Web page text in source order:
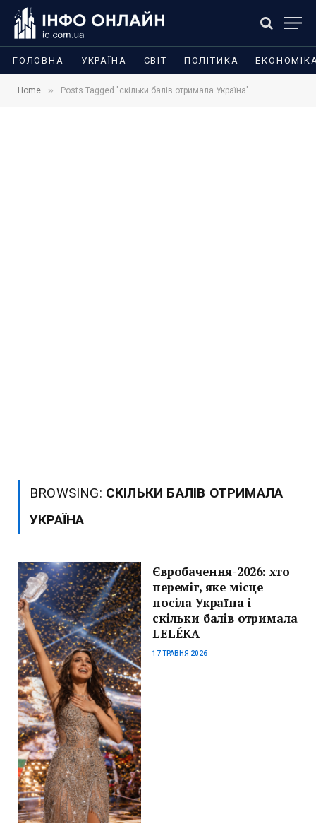
ГОЛОВНА УКРАЇНА СВІТ ПОЛІТИКА
Home » Posts Tagged "скільки балів отримала Україна"
BROWSING: СКІЛЬКИ БАЛІВ ОТРИМАЛА
УКРАЇНА
Євробачення-2026: хто
переміг, яке місце
посіла Україна і
скільки балів отримала
LELÉKA
17 ТРАВНЯ 2026